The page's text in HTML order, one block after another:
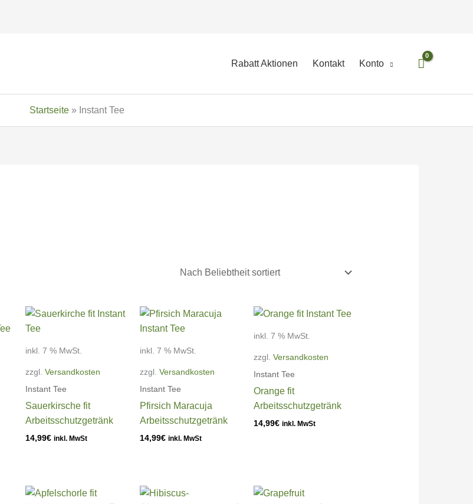
Rabatt Aktionen Kontakt Konto
Startseite» Instant Tee
inkl. 7 % MwSt.
zzgl.Versandkosten
Instant Tee
Sauerkirsche fit
Arbeitsschutzgetränk
14,99€ inkl. MwSt
inkl. 7 % MwSt.
zzgl. Versandkosten
Instant Tee
Pfirsich Maracuja
Arbeitsschutzgetränk
14,99€ inkl. MwSt
inkl. 7 % MwSt.
zzgl. Versandkosten
Instant Tee
Orange fit
Arbeitsschutzgetränk
14,99€ inkl. MwSt